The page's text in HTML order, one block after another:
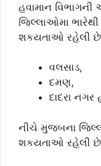
હવામાન
જિલ્લાઓમા ભારેથી
શકયતાઓ રહેલી
વલસાડ,
દમણ,
દાદરા નગર
નીચે મુજબના
શકયતાઓ રહેલી